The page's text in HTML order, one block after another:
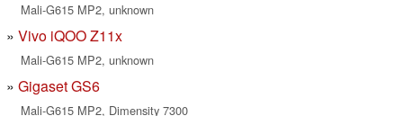
Mali-G615 MP2, unknown
Vivo iQOO Z11x
Mali-G615 MP2, unknown
Gigaset GS6
Mali-G615 MP2, Dimensity 7300